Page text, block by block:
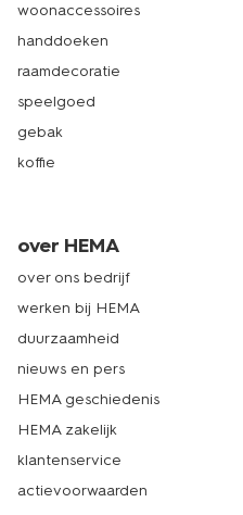
woonaccessoires
handdoeken
raamdecoratie
speelgoed
gebak
koffie
over HEMA
over ons bedrijf
werken bij HEMA
duurzaamheid
nieuws en pers
HEMA geschiedenis
HEMA zakelijk
klantenservice
actievoorwaarden